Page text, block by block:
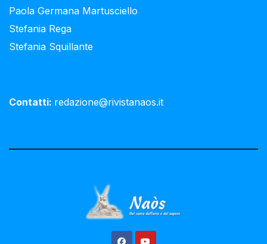
Paola Germana Martusciello
Stefania Rega
Stefania Squillante
Contatti: redazione@rivistanaos.it